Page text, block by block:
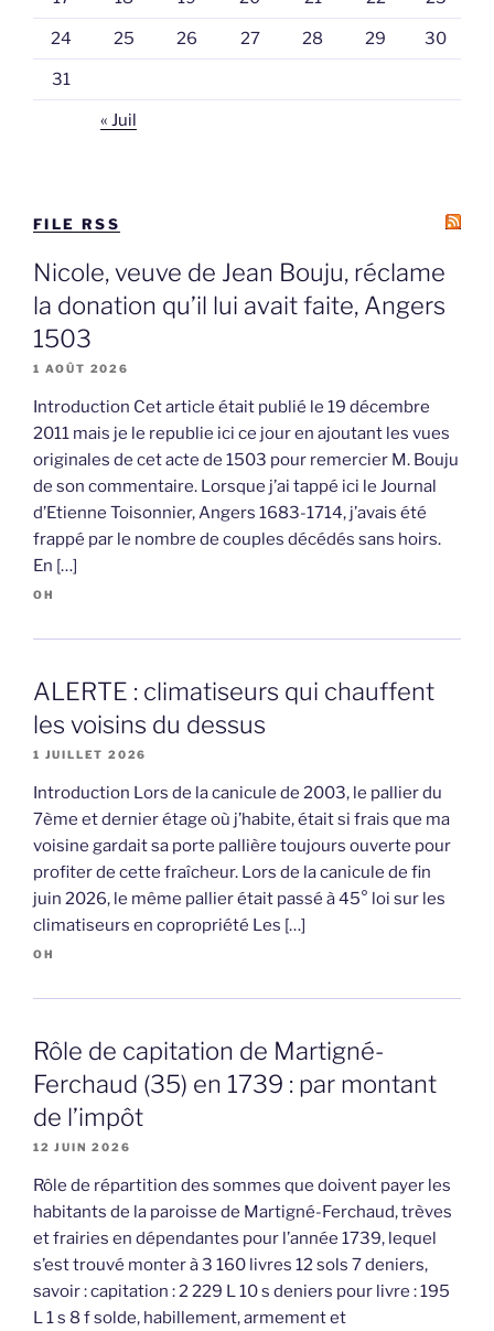
24 25 26 27 28 29 30
31
« Juil
FILE RSS
Nicole, veuve de Jean Bouju, réclame
la donation qu’il lui avait faite, Angers
1503
1 AOÛT 2026
Introduction Cet article était publié le 19 décembre
2011 mais je le republie ici ce jour en ajoutant les vues
originales de cet acte de 1503 pour remercier M. Bouju
de son commentaire. Lorsque j’ai tappé ici le Journal
d’Etienne Toisonnier, Angers 1683-1714, j’avais été
frappé par le nombre de couples décédés sans hoirs.
En […]
OH
ALERTE : climatiseurs qui chauffent
les voisins du dessus
1 JUILLET 2026
Introduction Lors de la canicule de 2003, le pallier du
7ème et dernier étage où j’habite, était si frais que ma
voisine gardait sa porte pallière toujours ouverte pour
profiter de cette fraîcheur. Lors de la canicule de fin
juin 2026, le même pallier était passé à 45° loi sur les
climatiseurs en copropriété Les […]
OH
Rôle de capitation de Martigné-
Ferchaud (35) en 1739 : par montant
de l’impôt
12 JUIN 2026
Rôle de répartition des sommes que doivent payer les
habitants de la paroisse de Martigné-Ferchaud, trèves
et frairies en dépendantes pour l’année 1739, lequel
s’est trouvé monter à 3 160 livres 12 sols 7 deniers,
savoir : capitation : 2 229 L 10 s deniers pour livre : 195
L 1 s 8 f solde, habillement, armement et